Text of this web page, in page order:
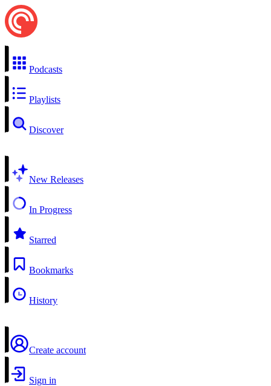
Podcasts
Playlists
Discover
New Releases
In Progress
Starred
Bookmarks
History
Create account
Sign in